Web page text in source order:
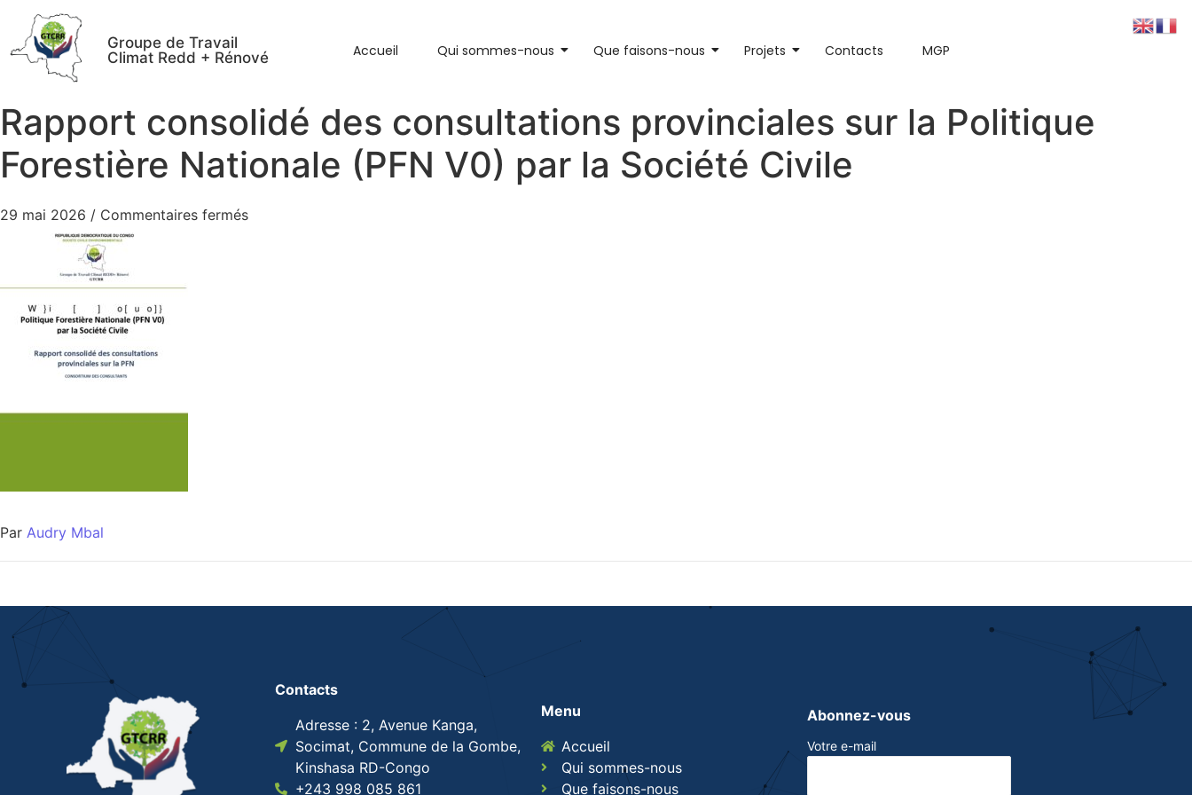
Groupe de Travail
Climat Redd + Rénové
Accueil Qui sommes-nous Que faisons-nous Projets Contacts MGP
Rapport consolidé des consultations provinciales sur la Politique
Forestière Nationale (PFN V0) par la Société Civile
29 mai 2026 / Commentaires fermés
Par Audry Mbal
Contacts
Adresse : 2, Avenue Kanga,
Socimat, Commune de la Gombe,
Kinshasa RD-Congo
+243 998 085 861
Menu
Accueil
Qui sommes-nous
Que faisons-nous
Abonnez-vous
Votre e-mail